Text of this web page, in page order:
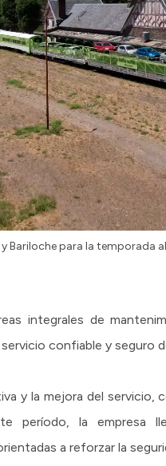
Bariloche para la temporada
integrales de
confiable y seguro
y la mejora del
período, la empresa
a reforzar la